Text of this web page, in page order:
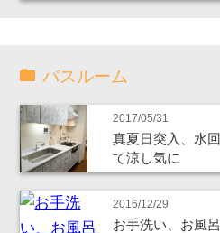
バスルーム
2017/05/31
真夏日突入、水
て涼し気に
2016/12/29
お手洗い、お風